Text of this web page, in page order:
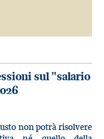
sul "salario
non potrà risolvere